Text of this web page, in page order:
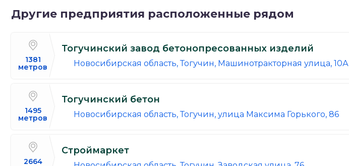
Другие предприятия расположенные рядом
1381
метров
Тогучинский завод бетонопресованных изделий
Новосибирская область, Тогучин, Машинотракторная улица, 10А
1495
метров
Тогучинский бетон
Новосибирская область, Тогучин, улица Максима Горького, 86
2664
Строймаркет